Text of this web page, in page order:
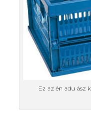
Ez az én adu ász